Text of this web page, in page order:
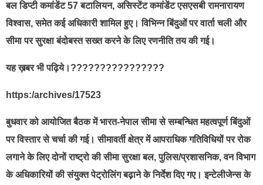
बल डिप्टी कमांडेंट 57 बटालियन, असिस्टेंट कमांडेंट एसएसबी रामनारायण
विश्वास, समेत कई अधिकारी शामिल हुए। विभिन्न बिंदुओं पर वार्ता चली और
सीमा पर सुरक्षा बंदोबस्त सख्त करने के लिए रणनीति तय की गई।
यह ख़बर भी पढ़िये।????????????????
https:/archives/17523
बुधवार को आयोजित बैठक में भारत-नेपाल सीमा से सम्बन्धित महत्वपूर्ण बिंदुओं
पर विस्तार से चर्चा की गई। सीमावर्ती क्षेत्र में आपराधिक गतिविधियों पर रोक
लगाने के लिए दोनों राष्ट्रो की सीमा सुरक्षा बल, पुलिस/प्रशासनिक, वन विभाग
के अधिकारियों की संयुक्त पेट्रोलिंग बढ़ाने के निर्देश दिए गए। इन्टेलीजेन्स के